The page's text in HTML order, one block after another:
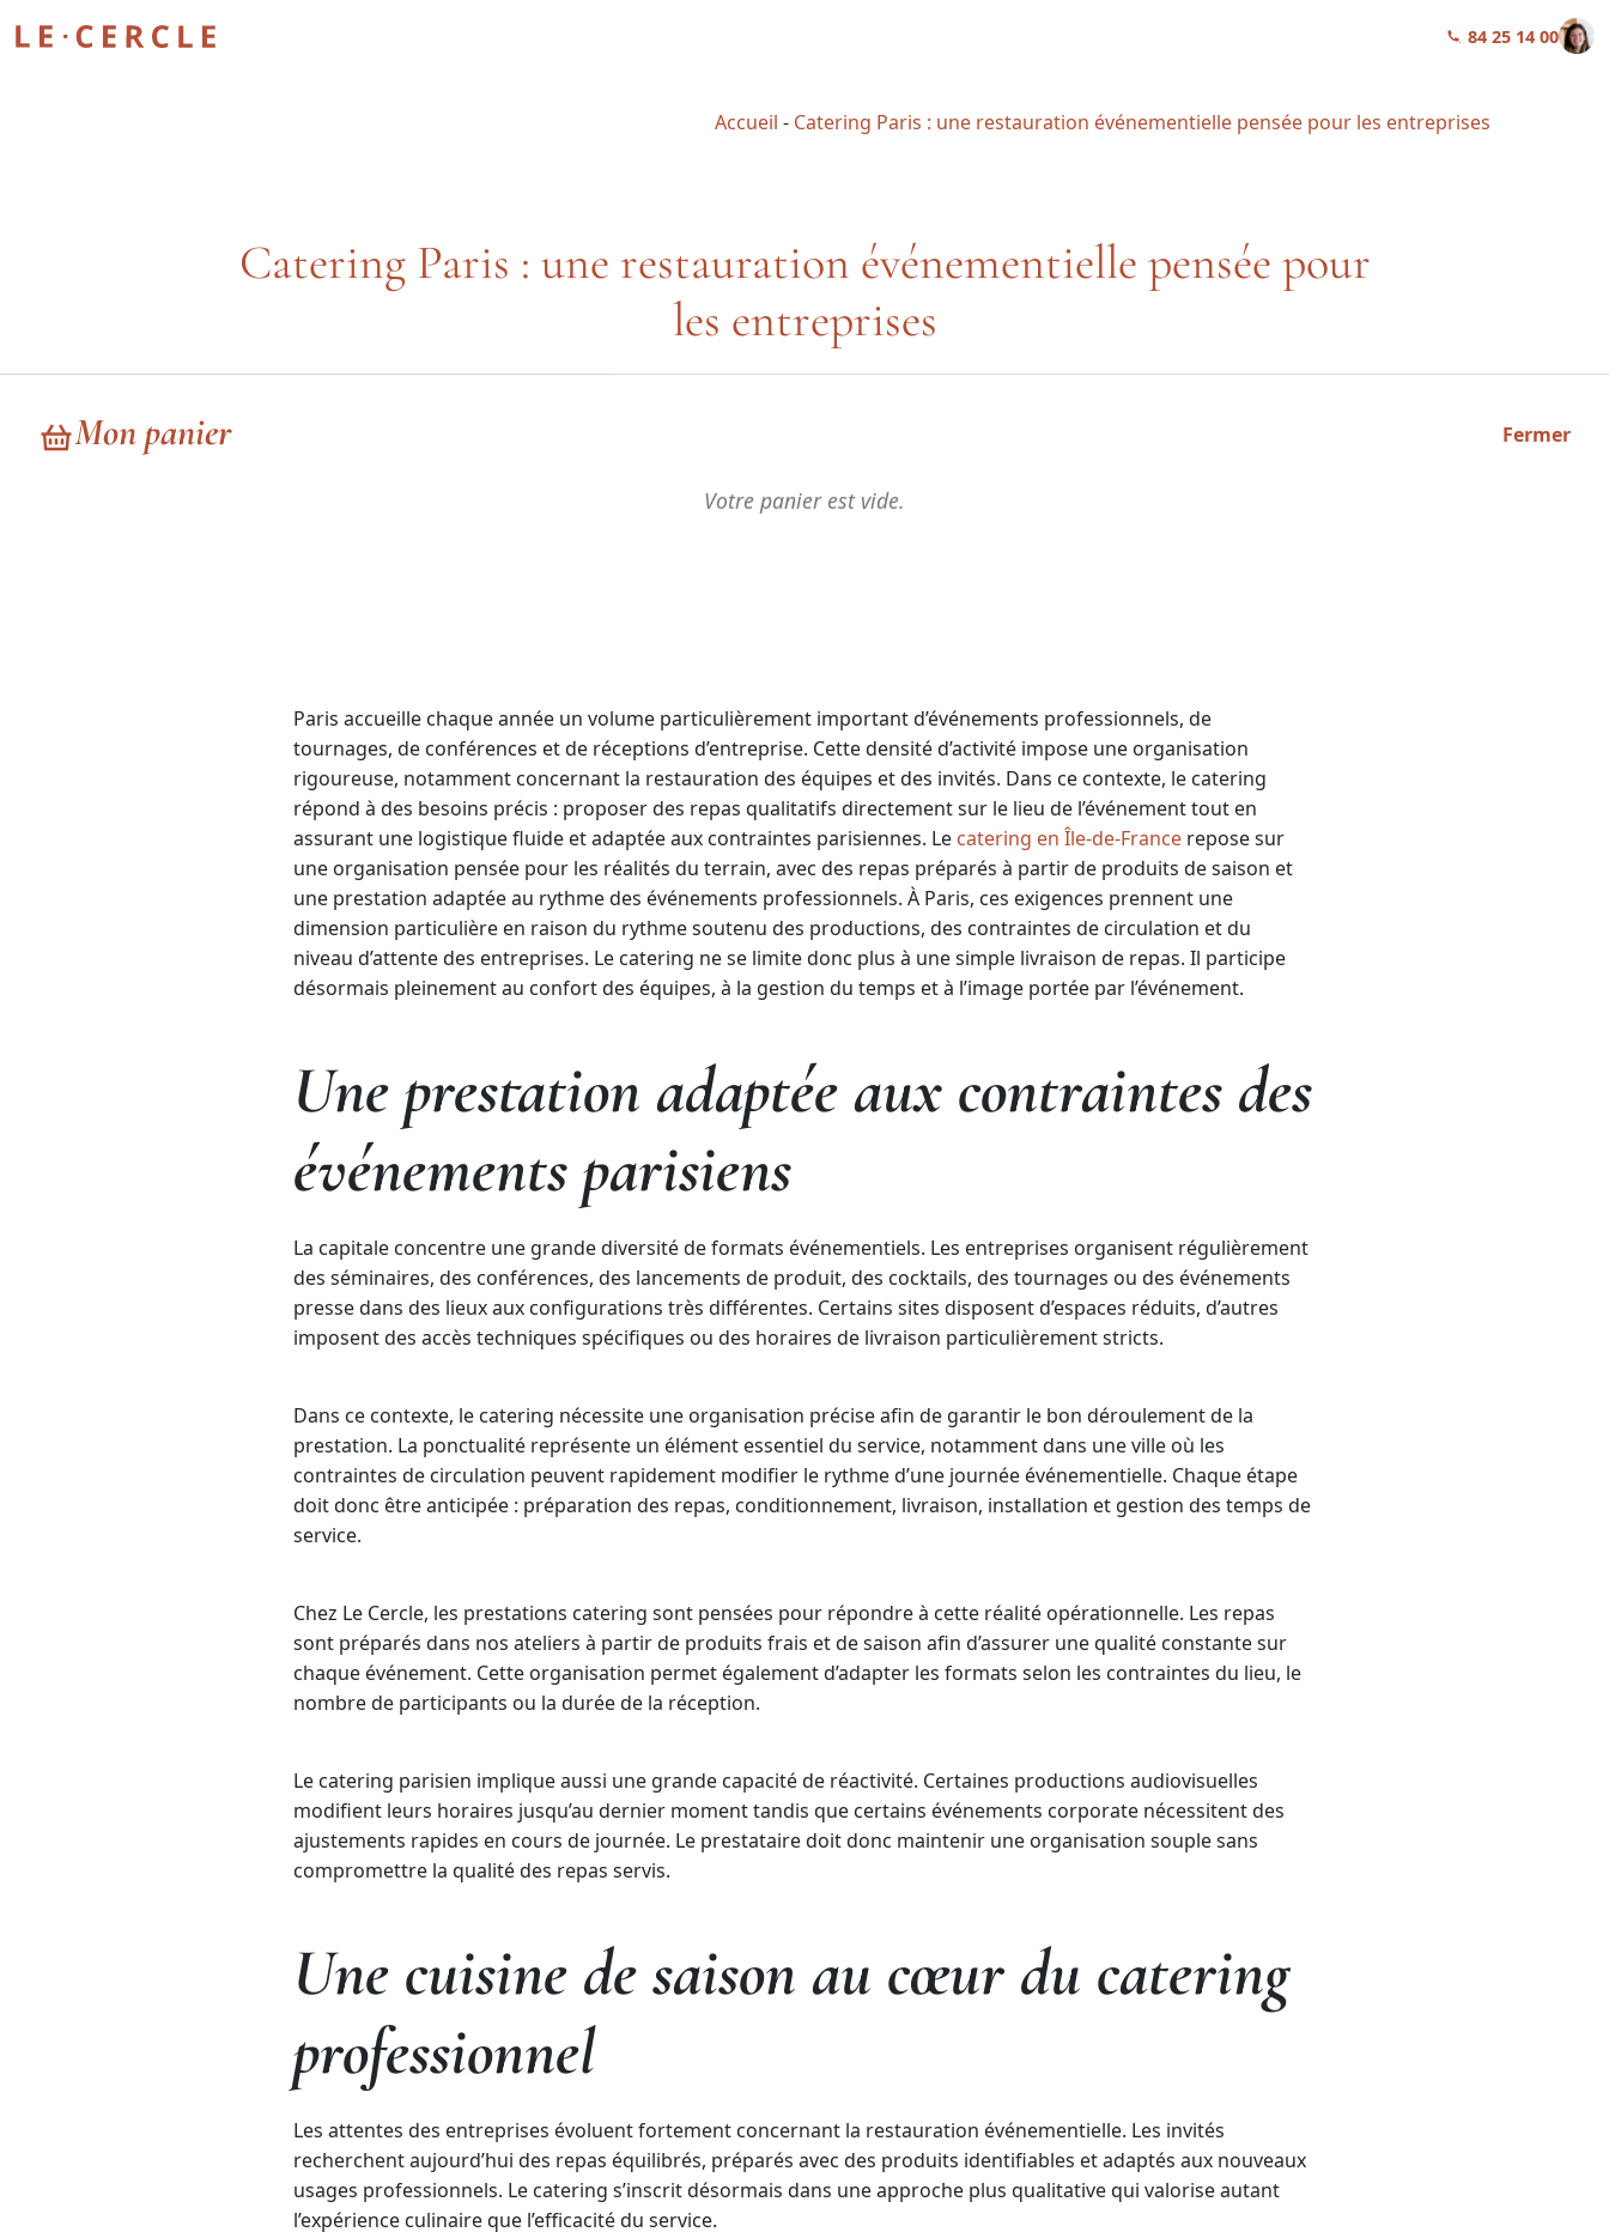
01 84 25 14 00
Mon panier Fermer
Votre panier est vide.
Accueil - Catering Paris : une restauration événementielle pensée pour les entreprises
Catering Paris : une restauration événementielle pensée pour
les entreprises
Paris accueille chaque année un volume particulièrement important d’événements professionnels, de
tournages, de conférences et de réceptions d’entreprise. Cette densité d’activité impose une organisation
rigoureuse, notamment concernant la restauration des équipes et des invités. Dans ce contexte, le catering
répond à des besoins précis : proposer des repas qualitatifs directement sur le lieu de l’événement tout en
assurant une logistique fluide et adaptée aux contraintes parisiennes. Le catering en Île-de-France repose sur
une organisation pensée pour les réalités du terrain, avec des repas préparés à partir de produits de saison et
une prestation adaptée au rythme des événements professionnels. À Paris, ces exigences prennent une
dimension particulière en raison du rythme soutenu des productions, des contraintes de circulation et du
niveau d’attente des entreprises. Le catering ne se limite donc plus à une simple livraison de repas. Il participe
désormais pleinement au confort des équipes, à la gestion du temps et à l’image portée par l’événement.
Une prestation adaptée aux contraintes des
événements parisiens
La capitale concentre une grande diversité de formats événementiels. Les entreprises organisent régulièrement
des séminaires, des conférences, des lancements de produit, des cocktails, des tournages ou des événements
presse dans des lieux aux configurations très différentes. Certains sites disposent d’espaces réduits, d’autres
imposent des accès techniques spécifiques ou des horaires de livraison particulièrement stricts.
Dans ce contexte, le catering nécessite une organisation précise afin de garantir le bon déroulement de la
prestation. La ponctualité représente un élément essentiel du service, notamment dans une ville où les
contraintes de circulation peuvent rapidement modifier le rythme d’une journée événementielle. Chaque étape
doit donc être anticipée : préparation des repas, conditionnement, livraison, installation et gestion des temps de
service.
Chez Le Cercle, les prestations catering sont pensées pour répondre à cette réalité opérationnelle. Les repas
sont préparés dans nos ateliers à partir de produits frais et de saison afin d’assurer une qualité constante sur
chaque événement. Cette organisation permet également d’adapter les formats selon les contraintes du lieu, le
nombre de participants ou la durée de la réception.
Le catering parisien implique aussi une grande capacité de réactivité. Certaines productions audiovisuelles
modifient leurs horaires jusqu’au dernier moment tandis que certains événements corporate nécessitent des
ajustements rapides en cours de journée. Le prestataire doit donc maintenir une organisation souple sans
compromettre la qualité des repas servis.
Une cuisine de saison au cœur du catering
professionnel
Les attentes des entreprises évoluent fortement concernant la restauration événementielle. Les invités
recherchent aujourd’hui des repas équilibrés, préparés avec des produits identifiables et adaptés aux nouveaux
usages professionnels. Le catering s’inscrit désormais dans une approche plus qualitative qui valorise autant
l’expérience culinaire que l’efficacité du service.